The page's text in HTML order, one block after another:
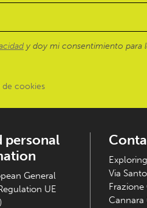
y doy mi consentimiento para
de cookies
personal
General
UE
Via
Cannara